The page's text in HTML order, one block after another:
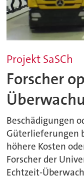
Projekt SaSCh
Forscher
Beschädigungen
Güterlieferungen
höhere Kosten
Forscher der
Echtzeit-